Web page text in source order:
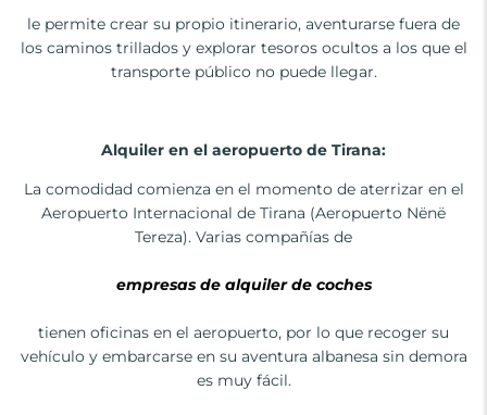
le permite crear su propio itinerario, aventurarse fuera de
los caminos trillados y explorar tesoros ocultos a los que el
transporte público no puede llegar.
Alquiler en el aeropuerto de Tirana:
La comodidad comienza en el momento de aterrizar en el
Aeropuerto Internacional de Tirana (Aeropuerto Nënë
Tereza). Varias compañías de
empresas de alquiler de coches
tienen oficinas en el aeropuerto, por lo que recoger su
vehículo y embarcarse en su aventura albanesa sin demora
es muy fácil.